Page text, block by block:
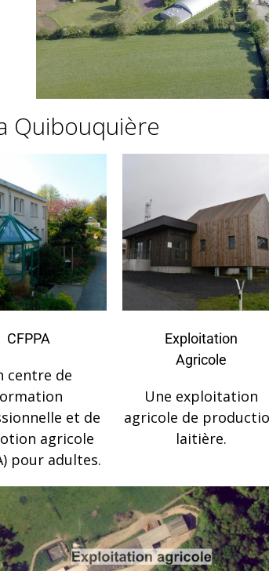
Quibouquière
CFPPA
centre de
et de
agricole
pour adultes.
Exploitation
Agricole
Une exploitation
agricole de
laitière.